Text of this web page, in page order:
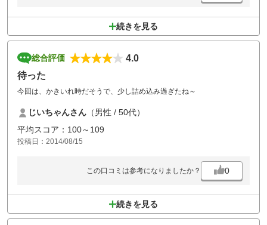
続きを見る
総合評価
4.0
待った
今回は、かきいれ時だそうで、少し詰め込み過ぎたね～
じいちゃんさん （男性 / 50代）
平均スコア：100～109
投稿日：2014/08/15
この口コミは参考になりましたか？ 0
続きを見る